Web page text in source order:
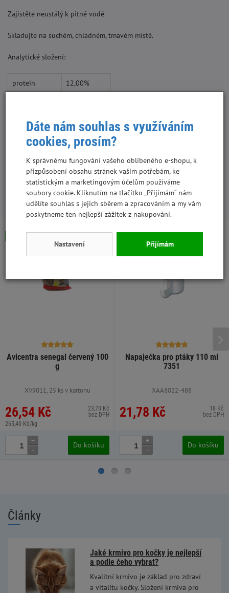
Zajistěte neustálý k pitné vodě
Skladujte na suchém, chladném, tmavém místě.
Analytické složení:
protein 12,00%
4,00%
S tímto produktem lidé kupují:
Avicentra senegal červený 100
g
XV9011, 25 ks v kartonu
26,54 Kč
265,40 Kč/kg
23,70 Kč
bez DPH
+
-
Do košíku
Napaječka pro ptáky 110 ml
7351
XAA8022-488
21,78 Kč
18 Kč
bez DPH
+
-
Do košíku
Články
Jaké krmivo pro kočky je nejlepší
a podle čeho vybrat?
Kvalitní krmivo je základ pro zdraví
a vitalitu kočky. Složení krmiva pro
Dáte nám souhlas s využíváním
cookies, prosím?
K správnému fungování vašeho oblíbeného e-shopu, k
přizpůsobení obsahu stránek vašim potřebám, ke
statistickým a marketingovým účelům používáme
soubory cookie. Kliknutím na tlačítko „Přijímám“ nám
udělíte souhlas s jejich sběrem a zpracováním a my vám
poskytneme ten nejlepší zážitek z nakupování.
Nastavení Přijímám